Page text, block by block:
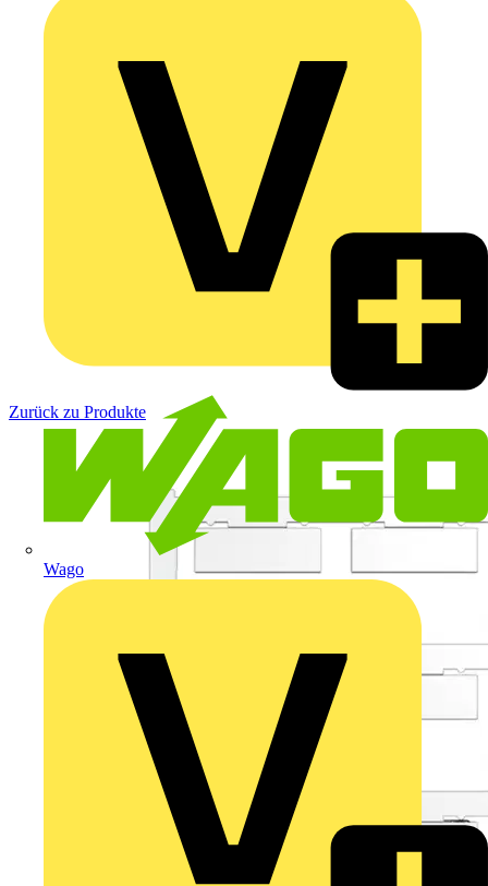
Wago
Zurück zu Produkte